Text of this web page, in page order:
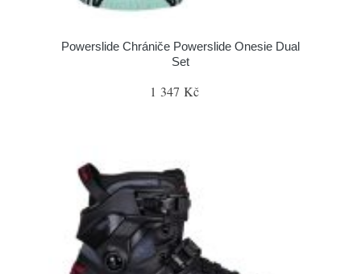
Powerslide Chrániče Powerslide Onesie Dual
Set
1 347 Kč